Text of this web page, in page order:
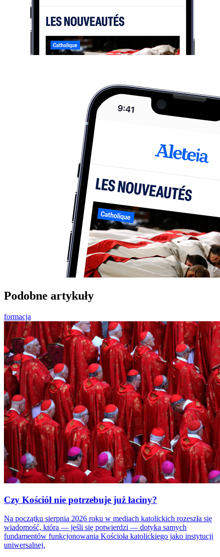
Podobne artykuły
formacja
Czy Kościół nie potrzebuje już łaciny?
Na początku sierpnia 2026 roku w mediach katolickich rozeszła się
wiadomość, która — jeśli się potwierdzi — dotyka samych
fundamentów funkcjonowania Kościoła katolickiego jako instytucji
uniwersalnej.